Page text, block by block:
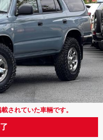
されていた車輛です。